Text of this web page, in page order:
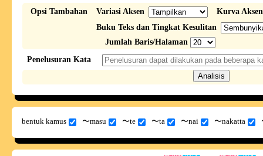
Opsi Tambahan Variasi Aksen
Kurva Aksen
Buku Teks dan Tingkat Kesulitan
Jumlah Baris/Halaman
Penelusuran Kata
bentuk kamus 〜masu 〜te 〜ta 〜nai 〜nakatta